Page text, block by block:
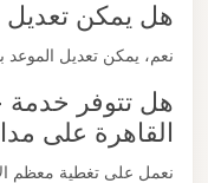
هل يمكن تعديل
نعم، يمكن تعديل الموعد
هل تتوفر خدمة
القاهرة على
نعمل على تغطية معظم